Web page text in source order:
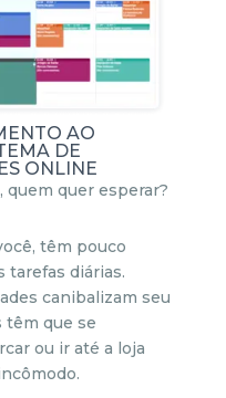
AO
DE
ONLINE
quer esperar?
têm pouco
tarefas diárias.
canibalizam seu
têm que se
ou ir até a loja